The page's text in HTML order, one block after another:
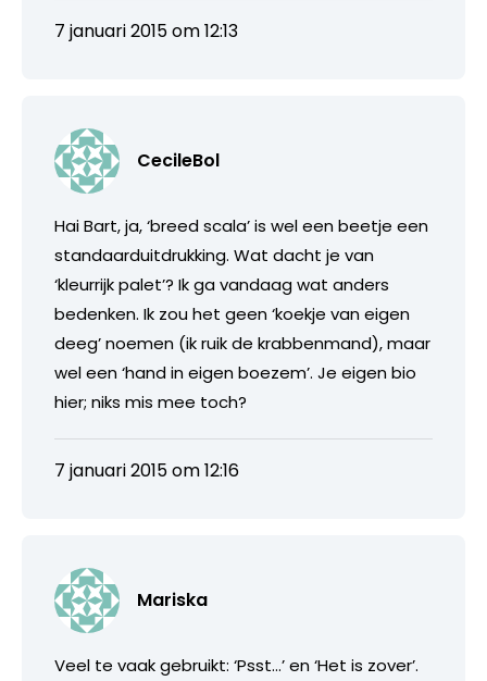
7 januari 2015 om 12:13
CecileBol
Hai Bart, ja, ‘breed scala’ is wel een beetje een
standaarduitdrukking. Wat dacht je van
‘kleurrijk palet’? Ik ga vandaag wat anders
bedenken. Ik zou het geen ‘koekje van eigen
deeg’ noemen (ik ruik de krabbenmand), maar
wel een ‘hand in eigen boezem’. Je eigen bio
hier; niks mis mee toch?
7 januari 2015 om 12:16
Mariska
Veel te vaak gebruikt: ‘Psst…’ en ‘Het is zover’.